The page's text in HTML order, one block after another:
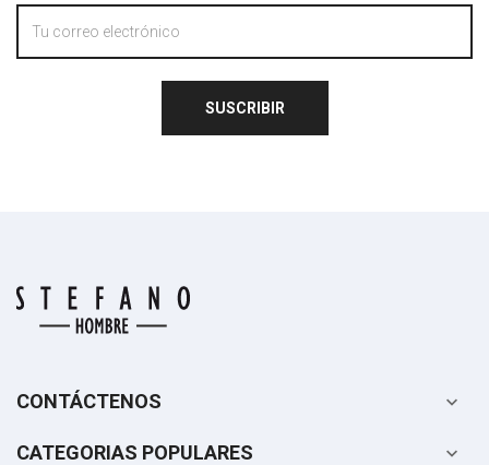
SUSCRIBIR
CONTÁCTENOS 
CATEGORIAS POPULARES 